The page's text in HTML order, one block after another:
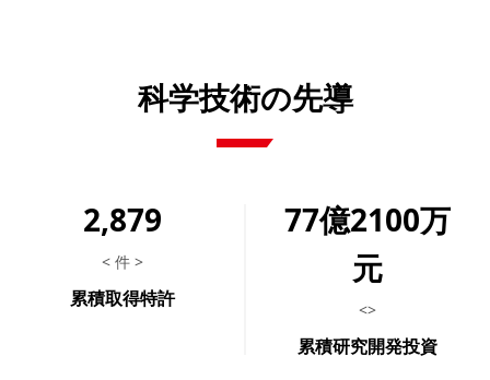
科学技術の先導
2,879
< 件 >
累積取得特許
77億2100万
元
<>
累積研究開発投資